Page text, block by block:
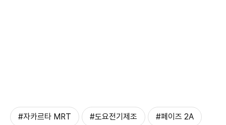
#자카르타 MRT #도요전기제조 #페이즈 2A